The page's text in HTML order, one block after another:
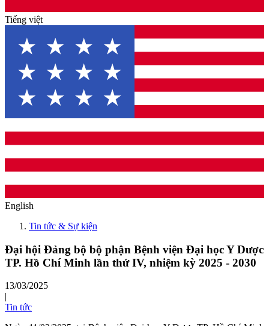
Tiếng việt
English
Tin tức & Sự kiện
Đại hội Đảng bộ bộ phận Bệnh viện Đại học Y Dược
TP. Hồ Chí Minh lần thứ IV, nhiệm kỳ 2025 - 2030
13/03/2025
|
Tin tức